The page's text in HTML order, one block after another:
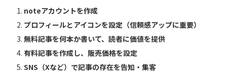
noteアカウントを作成
プロフィールとアイコンを設定（信頼感アップに重要）
無料記事を何本か書いて、読者に価値を提供
有料記事を作成し、販売価格を設定
SNS（Xなど）で記事の存在を告知・集客